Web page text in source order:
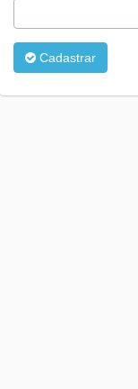
Cadastrar